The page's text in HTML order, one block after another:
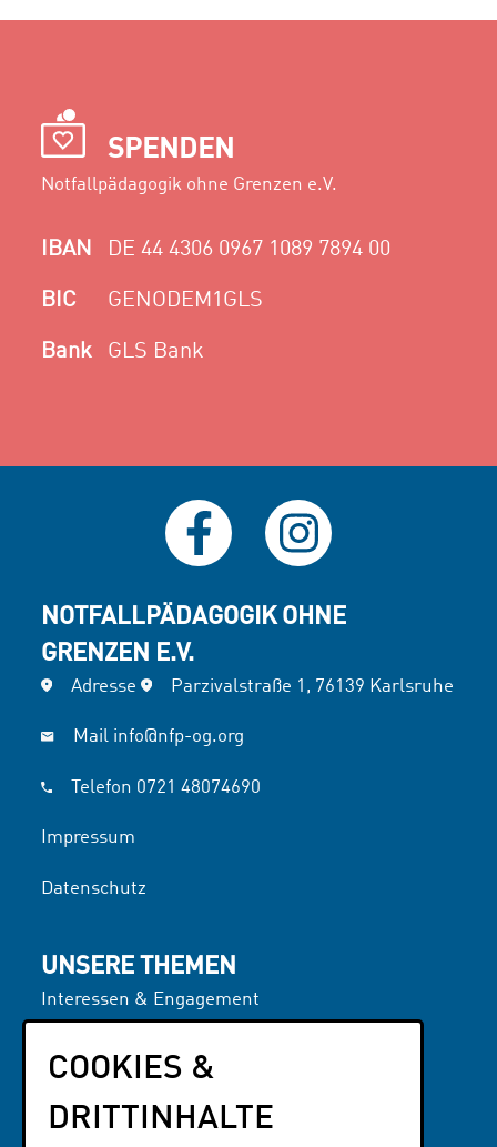
SPENDEN
Notfallpädagogik ohne Grenzen e.V.
IBAN DE 44 4306 0967 1089 7894 00
BIC GENODEM1GLS
Bank GLS Bank
NOTFALLPÄDAGOGIK OHNE
GRENZEN E.V.
Adresse Parzivalstraße 1, 76139 Karlsruhe
Mail info@nfp-og.org
Telefon 0721 48074690
Impressum
Datenschutz
UNSERE THEMEN
Interessen & Engagement
Literatur
NFP OG
PARTNER
COOKIES &
DRITTINHALTE